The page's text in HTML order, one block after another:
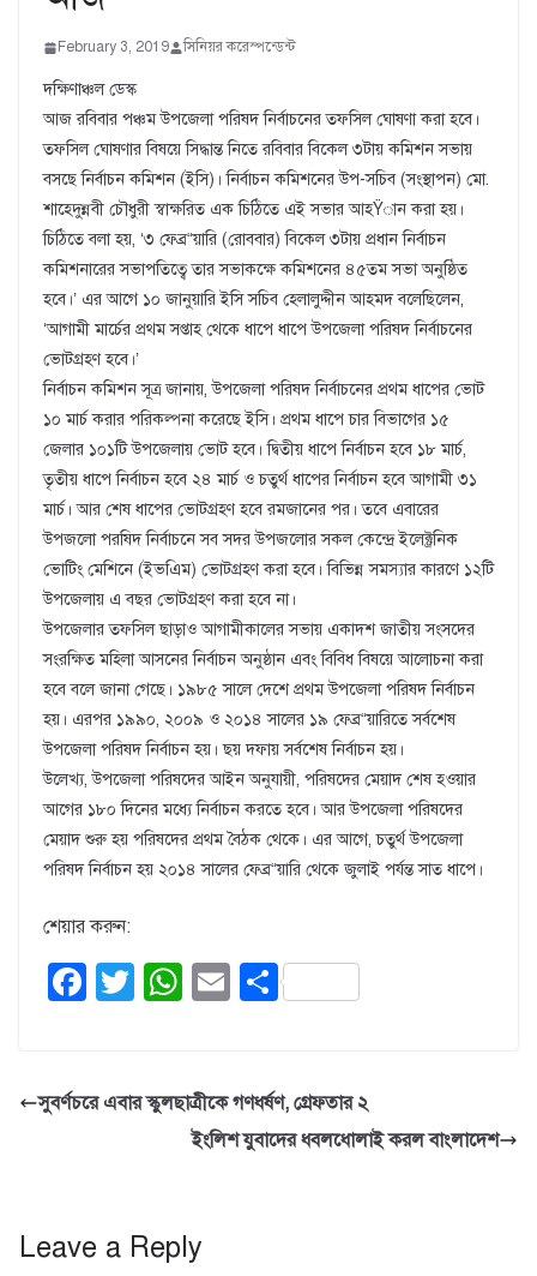
February 3, 2019 সিনিয়র করেস্পন্ডেন্ট
দক্ষিণাঞ্চল ডেস্ক
আজ রবিবার পঞ্চম উপজেলা পরিষদ নির্বাচনের তফসিল ঘোষণা করা হবে।
তফসিল ঘোষণার বিষয়ে সিদ্ধান্ত নিতে রবিবার বিকেল ৩টায় কমিশন সভায়
বসছে নির্বাচন কমিশন (ইসি)। নির্বাচন কমিশনের উপ-সচিব (সংস্থাপন) মো.
শাহেদুন্নবী চৌধুরী স্বাক্ষরিত এক চিঠিতে এই সভার আহŸান করা হয়।
চিঠিতে বলা হয়, ‘৩ ফেব্র“য়ারি (রোববার) বিকেল ৩টায় প্রধান নির্বাচন
কমিশনারের সভাপতিত্বে তার সভাকক্ষে কমিশনের ৪৫তম সভা অনুষ্ঠিত
হবে।’ এর আগে ১০ জানুয়ারি ইসি সচিব হেলালুদ্দীন আহমদ বলেছিলেন,
‘আগামী মার্চের প্রথম সপ্তাহ থেকে ধাপে ধাপে উপজেলা পরিষদ নির্বাচনের
ভোটগ্রহণ হবে।’
নির্বাচন কমিশন সূত্র জানায়, উপজেলা পরিষদ নির্বাচনের প্রথম ধাপের ভোট
১০ মার্চ করার পরিকল্পনা করেছে ইসি। প্রথম ধাপে চার বিভাগের ১৫
জেলার ১০১টি উপজেলায় ভোট হবে। দ্বিতীয় ধাপে নির্বাচন হবে ১৮ মার্চ,
তৃতীয় ধাপে নির্বাচন হবে ২৪ মার্চ ও চতুর্থ ধাপের নির্বাচন হবে আগামী ৩১
মার্চ। আর শেষ ধাপের ভোটগ্রহণ হবে রমজানের পর। তবে এবারের
উপজলো পরষিদ নির্বাচনে সব সদর উপজলোর সকল কেন্দ্রে ইলেক্ট্রনিক
ভোটিং মেশিনে (ইভএিম) ভোটগ্রহণ করা হবে। বিভিন্ন সমস্যার কারণে ১২টি
উপজেলায় এ বছর ভোটগ্রহণ করা হবে না।
উপজেলার তফসিল ছাড়াও আগামীকালের সভায় একাদশ জাতীয় সংসদের
সংরক্ষিত মহিলা আসনের নির্বাচন অনুষ্ঠান এবং বিবিধ বিষয়ে আলোচনা করা
হবে বলে জানা গেছে। ১৯৮৫ সালে দেশে প্রথম উপজেলা পরিষদ নির্বাচন
হয়। এরপর ১৯৯০, ২০০৯ ও ২০১৪ সালের ১৯ ফেব্র“য়ারিতে সর্বশেষ
উপজেলা পরিষদ নির্বাচন হয়। ছয় দফায় সর্বশেষ নির্বাচন হয়।
উলে­খ্য, উপজেলা পরিষদের আইন অনুযায়ী, পরিষদের মেয়াদ শেষ হওয়ার
আগের ১৮০ দিনের মধ্যে নির্বাচন করতে হবে। আর উপজেলা পরিষদের
মেয়াদ শুরু হয় পরিষদের প্রথম বৈঠক থেকে। এর আগে, চতুর্থ উপজেলা
পরিষদ নির্বাচন হয় ২০১৪ সালের ফেব্র“য়ারি থেকে জুলাই পর্যন্ত সাত ধাপে।
শেয়ার করুন:
F
e
k
T
er
W
s
A
E S
e
সুবর্ণচরে এবার স্কুলছাত্রীকে গণধর্ষণ, গ্রেফতার ২
ইংলিশ যুবাদের ধবলধোলাই করল বাংলাদেশ
Leave a Reply